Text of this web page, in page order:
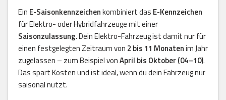
Ein E-Saisonkennzeichenkombiniert das E-Kennzeichen
für Elektro- oder Hybridfahrzeuge mit einer
Saisonzulassung. Dein Elektro-Fahrzeug ist damit nur für
einen festgelegten Zeitraum von 2 bis 11 Monatenim Jahr
zugelassen – zum Beispiel vonApril bis Oktober (04–10).
Das spart Kosten und ist ideal, wenn du dein Fahrzeug nur
saisonal nutzt.